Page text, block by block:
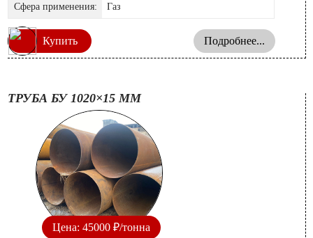
Сфера применения: Газ
Купить Подробнее...
ТРУБА БУ 1020×15 ММ
Цена: 45000 ₽/тонна